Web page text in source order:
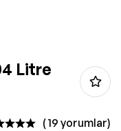
Litre
( 19 yorumlar)